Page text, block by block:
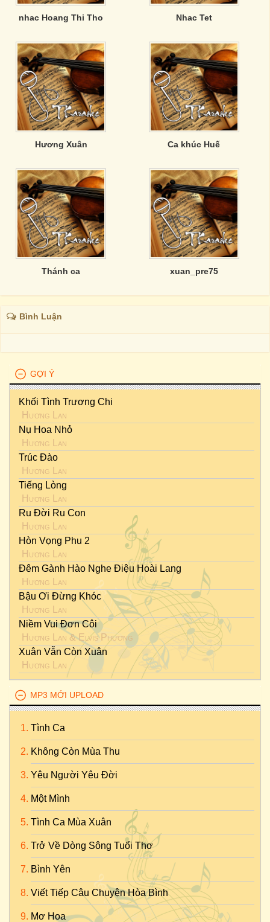
nhac Hoang Thi Tho Nhac Tet
Hương Xuân Ca khúc Huế
Thánh ca xuan_pre75
Bình Luận
GỢI Ý
Khối Tình Trương Chi
Hương Lan
Nụ Hoa Nhỏ
Hương Lan
Trúc Đào
Hương Lan
Tiếng Lòng
Hương Lan
Ru Đời Ru Con
Hương Lan
Hòn Vọng Phu 2
Hương Lan
Đêm Gành Hào Nghe Điệu Hoài Lang
Hương Lan
Bậu Ơi Đừng Khóc
Hương Lan
Niềm Vui Đơn Côi
Hương Lan &Elvis Phương
Xuân Vẫn Còn Xuân
Hương Lan
MP3 MỚI UPLOAD
Tình Ca
Không Còn Mùa Thu
Yêu Người Yêu Đời
Một Mình
Tình Ca Mùa Xuân
Trở Về Dòng Sông Tuổi Thơ
Bình Yên
Viết Tiếp Câu Chuyện Hòa Bình
Mơ Hoa